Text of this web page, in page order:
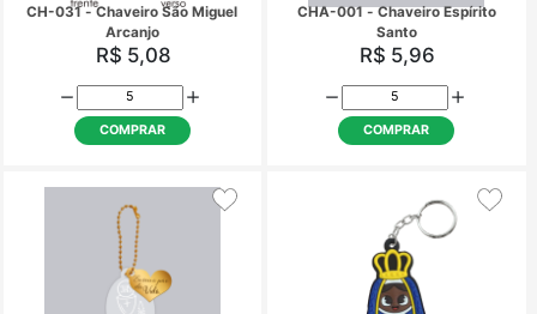
R$ 5,08
COMPRAR
José
R$ 5,08
COMPRAR